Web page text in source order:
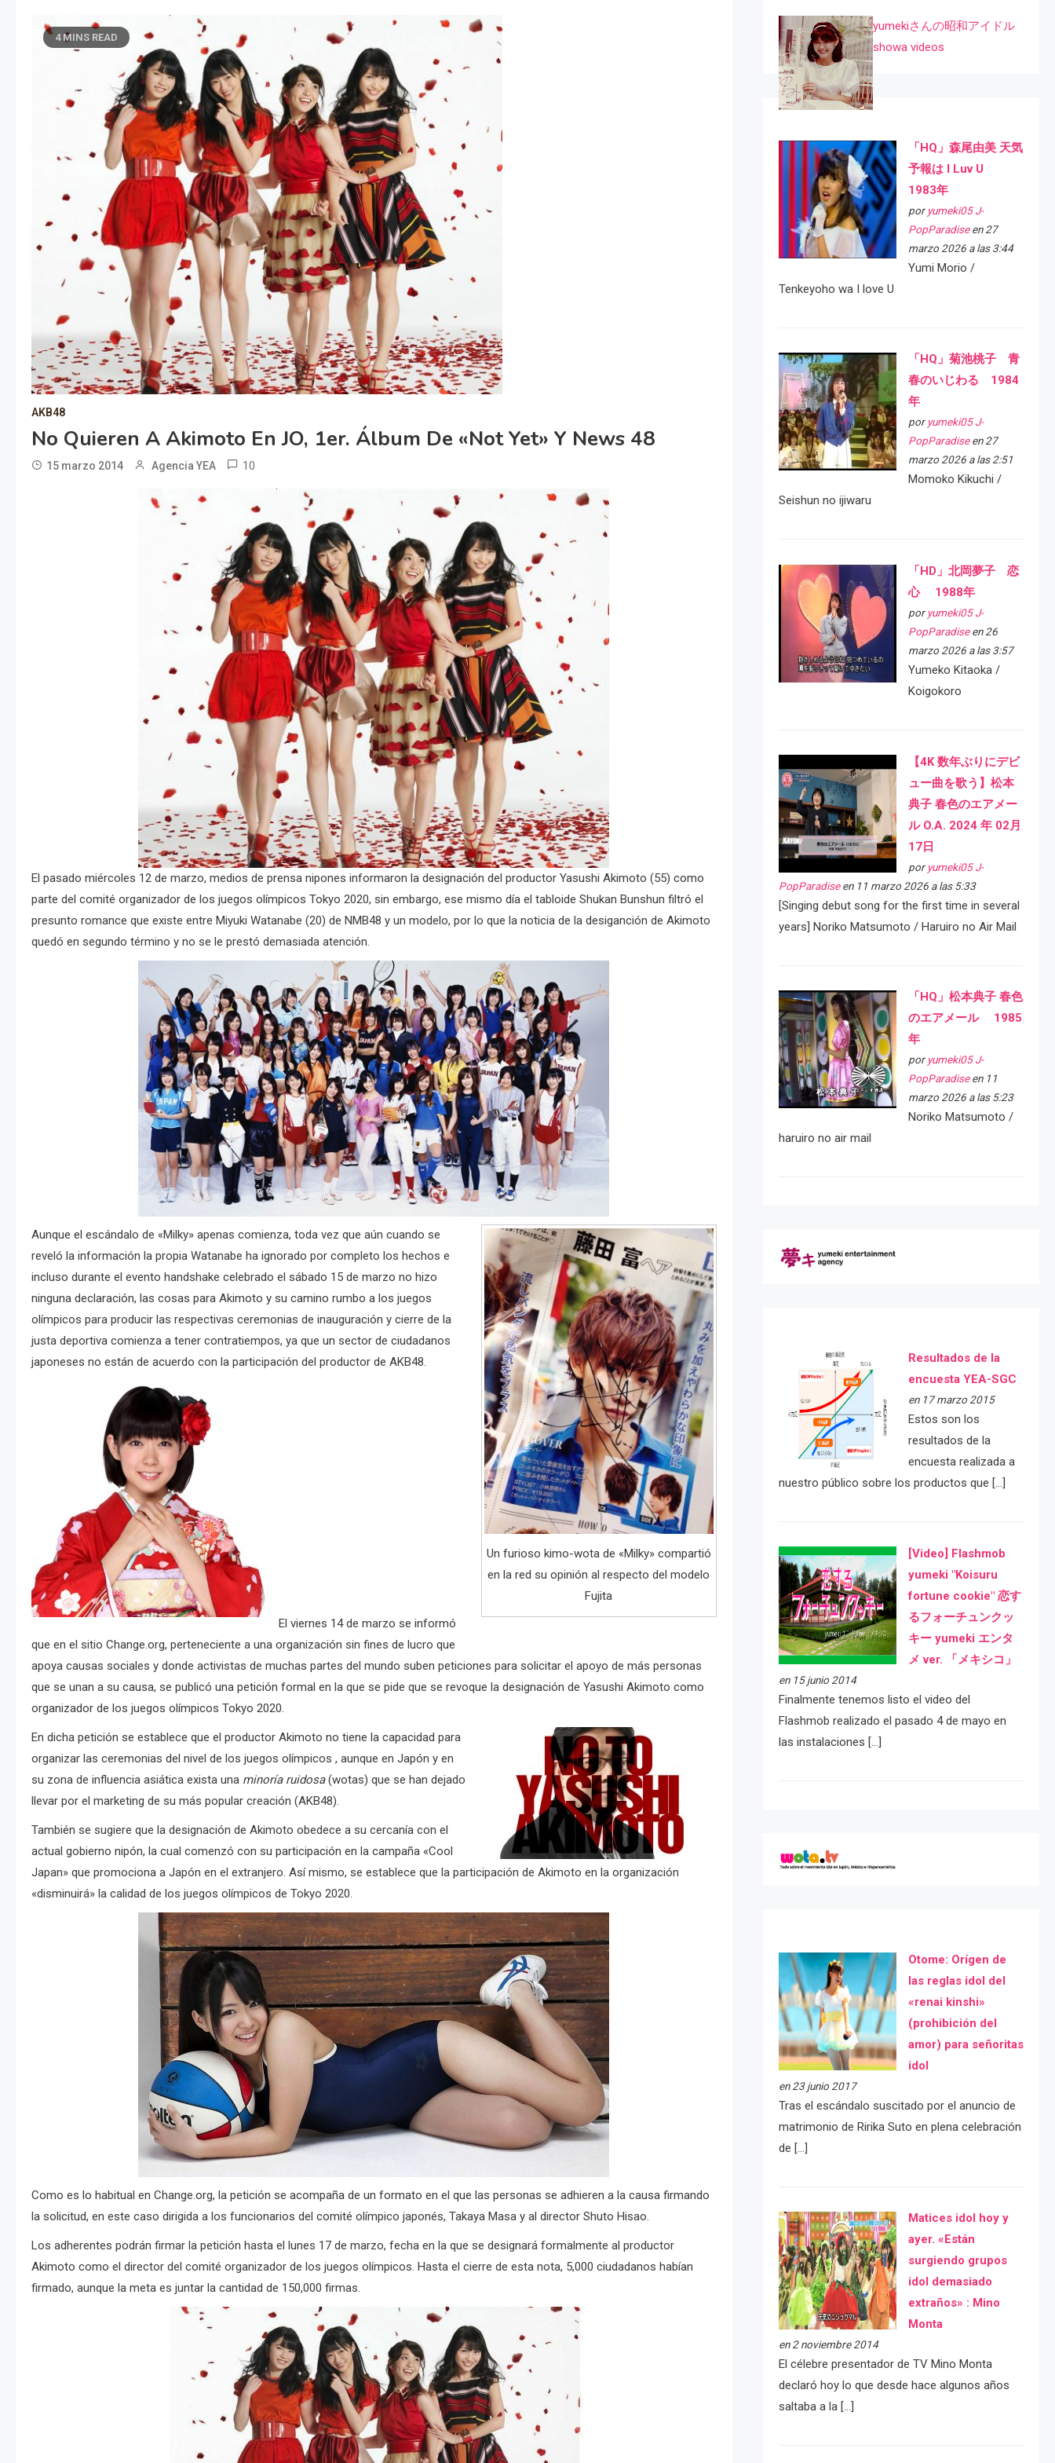
4 MINS READ
AKB48
No Quieren A Akimoto En JO, 1er. Álbum De «Not Yet» Y News 48
15 marzo 2014 Agencia YEA 10
El pasado miércoles 12 de marzo, medios de prensa nipones informaron la designación del productor Yasushi Akimoto (55) como
parte del comité organizador de los juegos olímpicos Tokyo 2020, sin embargo, ese mismo día el tabloide Shukan Bunshun filtró el
presunto romance que existe entre Miyuki Watanabe (20) de NMB48 y un modelo, por lo que la noticia de la desiganción de Akimoto
quedó en segundo término y no se le prestó demasiada atención.
Un furioso kimo-wota de «Milky» compartió
en la red su opinión al respecto del modelo
Fujita
Aunque el escándalo de «Milky» apenas comienza, toda vez que aún cuando se
reveló la información la propia Watanabe ha ignorado por completo los hechos e
incluso durante el evento handshake celebrado el sábado 15 de marzo no hizo
ninguna declaración, las cosas para Akimoto y su camino rumbo a los juegos
olímpicos para producir las respectivas ceremonias de inauguración y cierre de la
justa deportiva comienza a tener contratiempos, ya que un sector de ciudadanos
japoneses no están de acuerdo con la participación del productor de AKB48.
El viernes 14 de marzo se informó
que en el sitio Change.org, perteneciente a una organización sin fines de lucro que
apoya causas sociales y donde activistas de muchas partes del mundo suben peticiones para solicitar el apoyo de más personas
que se unan a su causa, se publicó una petición formal en la que se pide que se revoque la designación de Yasushi Akimoto como
organizador de los juegos olímpicos Tokyo 2020.
En dicha petición se establece que el productor Akimoto no tiene la capacidad para
organizar las ceremonias del nivel de los juegos olímpicos , aunque en Japón y en
su zona de influencia asiática exista una minoría ruidosa(wotas) que se han dejado
llevar por el marketing de su más popular creación (AKB48).
También se sugiere que la designación de Akimoto obedece a su cercanía con el
actual gobierno nipón, la cual comenzó con su participación en la campaña «Cool
Japan» que promociona a Japón en el extranjero. Así mismo, se establece que la participación de Akimoto en la organización
«disminuirá» la calidad de los juegos olímpicos de Tokyo 2020.
Como es lo habitual en Change.org, la petición se acompaña de un formato en el que las personas se adhieren a la causa firmando
la solicitud, en este caso dirigida a los funcionarios del comité olímpico japonés, Takaya Masa y al director Shuto Hisao.
Los adherentes podrán firmar la petición hasta el lunes 17 de marzo, fecha en la que se designará formalmente al productor
Akimoto como el director del comité organizador de los juegos olímpicos. Hasta el cierre de esta nota, 5,000 ciudadanos habían
firmado, aunque la meta es juntar la cantidad de 150,000 firmas.
yumekiさんの昭和アイドル
showa videos
「HQ」森尾由美 天気
予報は I Luv U
1983年
por yumeki05 J-
PopParadiseen 27
marzo 2026 a las 3:44
Yumi Morio /
Tenkeyoho wa I love U
「HQ」菊池桃子 青
春のいじわる 1984
年
por yumeki05 J-
PopParadiseen 27
marzo 2026 a las 2:51
Momoko Kikuchi /
Seishun no ijiwaru
「HD」北岡夢子 恋
心 1988年
por yumeki05 J-
PopParadiseen 26
marzo 2026 a las 3:57
Yumeko Kitaoka /
Koigokoro
【4K 数年ぶりにデビ
ュー曲を歌う】松本
典子 春色のエアメー
ル O.A. 2024 年 02月
17日
por yumeki05 J-
PopParadiseen 11 marzo 2026 a las 5:33
[Singing debut song for the first time in several
years] Noriko Matsumoto / Haruiro no Air Mail
「HQ」松本典子 春色
のエアメール 1985
年
por yumeki05 J-
PopParadiseen 11
marzo 2026 a las 5:23
Noriko Matsumoto /
haruiro no air mail
Resultados de la
encuesta YEA-SGC
en 17 marzo 2015
Estos son los
resultados de la
encuesta realizada a
nuestro público sobre los productos que […]
[Video] Flashmob
yumeki "Koisuru
fortune cookie" 恋す
るフォーチュンクッ
キー yumeki エンタ
メ ver. 「メキシコ」
en 15 junio 2014
Finalmente tenemos listo el video del
Flashmob realizado el pasado 4 de mayo en
las instalaciones […]
Otome: Orígen de
las reglas idol del
«renai kinshi»
(prohibición del
amor) para señoritas
idol
en 23 junio 2017
Tras el escándalo suscitado por el anuncio de
matrimonio de Ririka Suto en plena celebración
de […]
Matices idol hoy y
ayer. «Están
surgiendo grupos
idol demasiado
extraños» : Mino
Monta
en 2 noviembre 2014
El célebre presentador de TV Mino Monta
declaró hoy lo que desde hace algunos años
saltaba a la […]